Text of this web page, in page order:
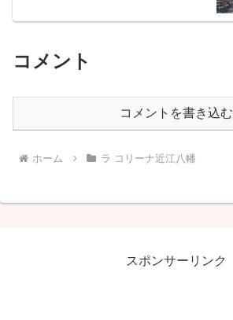
コメント
コメントを書き込む
ホーム ラ コリーナ近江八幡
スポンサーリンク